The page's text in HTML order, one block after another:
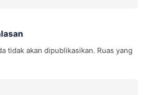
tidak akan dipublikasikan. Ruas yang